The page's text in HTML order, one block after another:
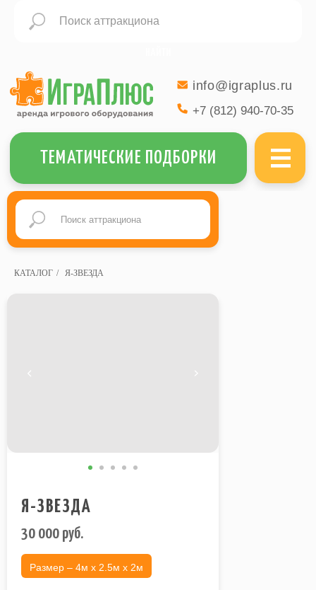
+7 (812) 940-70-35
ТЕМАТИЧЕСКИЕ ПОДБОРКИ МЕНЮ
КАТАЛОГ / Я-ЗВЕЗДА
Я-ЗВЕЗДА
30 000 руб.
Размер – 4м х 2.5м х 2м